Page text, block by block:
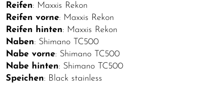
Reifen: Maxxis Rekon
Reifen vorne: Maxxis Rekon
Reifen hinten: Maxxis Rekon
Naben: Shimano TC500
Nabe vorne: Shimano TC500
Nabe hinten: Shimano TC500
Speichen: Black stainless